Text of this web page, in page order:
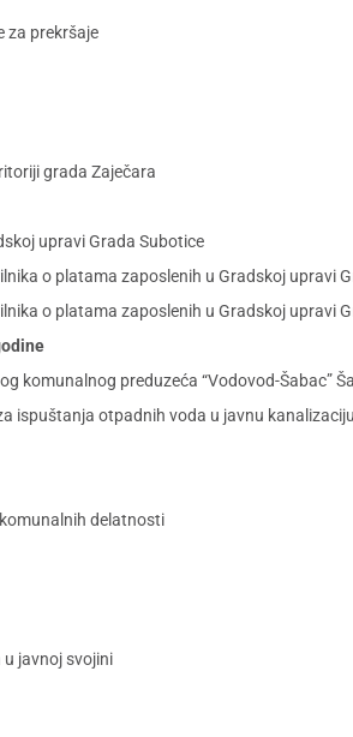
za prekršaje
grada Zaječara
upravi Grada Subotice
o platama zaposlenih u Gradskoj upravi
o platama zaposlenih u Gradskoj upravi
komunalnog preduzeća “Vodovod-Šabac”
ispuštanja otpadnih voda u javnu
delatnosti
javnoj svojini